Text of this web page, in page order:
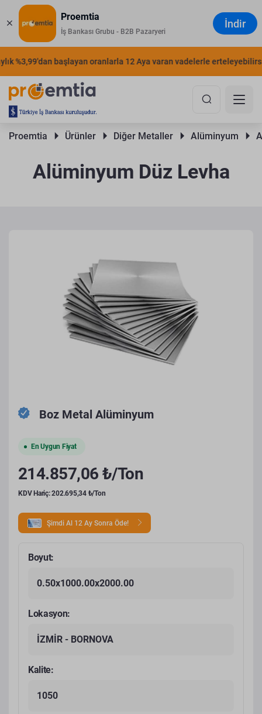
Proemtia
İş Bankası Grubu - B2B Pazaryeri
İndir
%3,99'dan başlayan oranlarla 12 Aya varan vadelerle
Proemtia Ürünler Diğer Metaller Alüminyum
Alüminyum Düz Levha
Boz Metal Alüminyum
En Uygun Fiyat
214.857,06 ₺/Ton
KDV Hariç: 202.695,34 ₺/Ton
Şimdi Al 12 Ay Sonra Öde!
Boyut:
0.50x1000.00x2000.00
Lokasyon:
İZMİR - BORNOVA
Kalite:
1050